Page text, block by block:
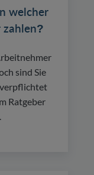
welcher
zahlen?
sind Sie
Ratgeber